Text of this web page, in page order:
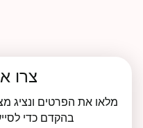
צרו
מלאו את הפרטים ונציג
בהקדם כדי לסייע